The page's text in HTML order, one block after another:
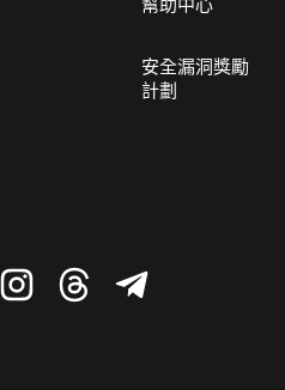
安全漏洞獎勵
計劃